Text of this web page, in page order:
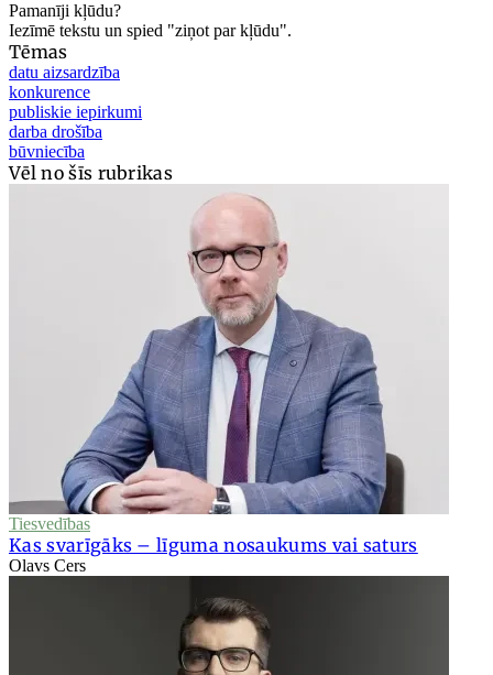
Pamanīji kļūdu?
Iezīmē tekstu un spied "ziņot par kļūdu".
Tēmas
datu aizsardzība
konkurence
publiskie iepirkumi
darba drošība
būvniecība
Vēl no šīs rubrikas
Tiesvedības
Kas svarīgāks – līguma nosaukums vai saturs
Olavs Cers